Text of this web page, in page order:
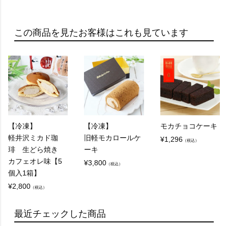
この商品を見たお客様はこれも見ています
【冷凍】
軽井沢ミカド珈
琲 生どら焼き
カフェオレ味【5
個入1箱】
¥2,800 （税込）
【冷凍】
旧軽モカロールケ
ーキ
¥3,800 （税込）
モカチョコケーキ
¥1,296（税込）
最近チェックした商品